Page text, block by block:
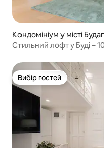
Кондомініум у місті
Стильний лофт у Буді –
Вибір гостей
Вибір гостей